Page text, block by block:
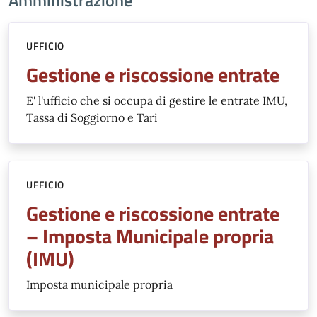
UFFICIO
Gestione e riscossione entrate
E' l'ufficio che si occupa di gestire le entrate IMU,
Tassa di Soggiorno e Tari
UFFICIO
Gestione e riscossione entrate
– Imposta Municipale propria
(IMU)
Imposta municipale propria